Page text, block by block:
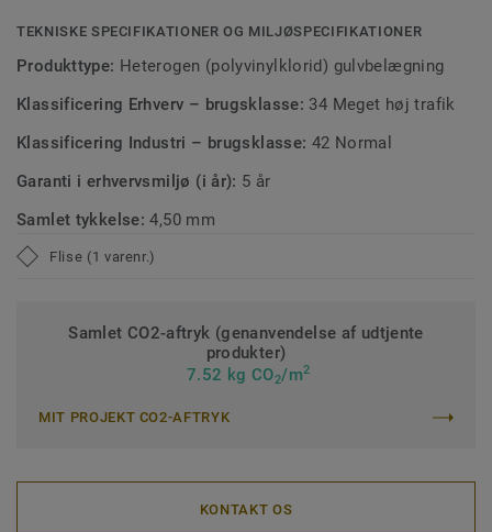
TEKNISKE SPECIFIKATIONER OG MILJØSPECIFIKATIONER
Produkttype: Heterogen (polyvinylklorid) gulvbelægning
Klassificering Erhverv – brugsklasse: 34 Meget høj trafik
Klassificering Industri – brugsklasse: 42 Normal
Garanti i erhvervsmiljø (i år): 5 år
Samlet tykkelse:4,50 mm
Flise (1 varenr.)
Samlet CO2-aftryk (genanvendelse af udtjente
produkter)
7.52 kg CO2/m2
MIT PROJEKT CO2-AFTRYK
KONTAKT OS